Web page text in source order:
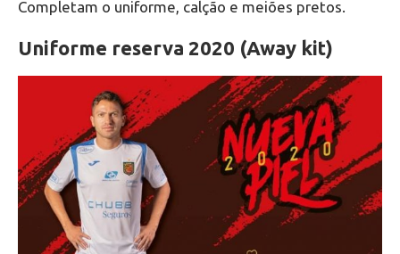
Completam o uniforme, calção e meiões pretos.
Uniforme reserva 2020 (Away kit)